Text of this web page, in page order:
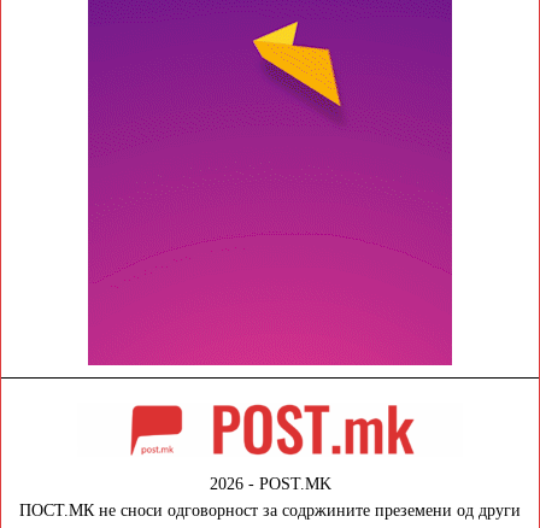
2026 - POST.MK
ПОСТ.МК не сноси одговорност за содржините преземени од други